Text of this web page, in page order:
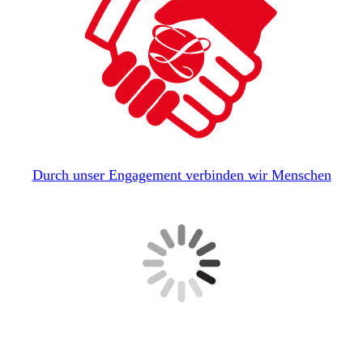
Durch unser Engagement verbinden wir Menschen